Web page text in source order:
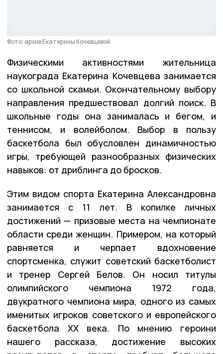
Фото: архив Екатерины Кочевцевой
Физическими активностями жительница
наукограда Екатерина Кочевцева занимается
со школьной скамьи. Окончательному выбору
направления предшествовал долгий поиск. В
школьные годы она занималась и бегом, и
теннисом, и волейболом. Выбор в пользу
баскетбола был обусловлен динамичностью
игры, требующей разнообразных физических
навыков: от дриблинга до бросков.
Этим видом спорта Екатерина Александровна
занимается с 11 лет. В копилке личных
достижений — призовые места на чемпионате
области среди женщин. Примером, на который
равняется и черпает вдохновение
спортсменка, служит советский баскетболист
и тренер Сергей Белов. Он носил титулы
олимпийского чемпиона 1972 года,
двукратного чемпиона мира, одного из самых
именитых игроков советского и европейского
баскетбола XX века. По мнению героини
нашего рассказа, достижение высоких